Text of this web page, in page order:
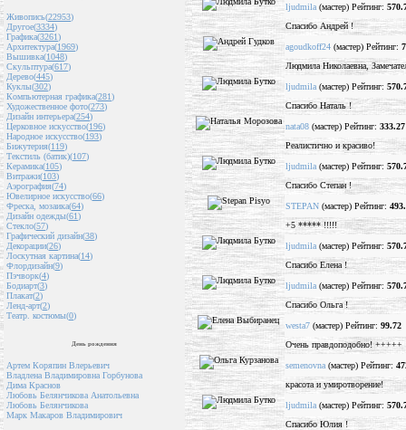
Живопись(22953)
Другое(3334)
Графика(3261)
Архитектура(1969)
Вышивка(1048)
Скульптура(617)
Дерево(445)
Куклы(302)
Компьютерная графика(281)
Художественное фото(273)
Дизайн интерьера(254)
Церковное искусство(196)
Народное искусство(193)
Бижутерия(119)
Текстиль (батик)(107)
Керамика(105)
Витражи(103)
Аэрография(74)
Ювелирное искусство(66)
Фреска, мозаика(64)
Дизайн одежды(61)
Стекло(57)
Графический дизайн(38)
Декорации(26)
Лоскутная картина(14)
Флордизайн(9)
Пэчворк(4)
Бодиарт(3)
Плакат(2)
Ленд-арт(2)
Театр. костюмы(0)
День рождения
Артем Коряпин Влерьевич
Владлена Владимировна Горбунова
Дима Краснов
Любовь Белянчикова Анатольевна
Любовь Белянчикова
Марк Макаров Владимирович
ljudmila (мастер) Рейтинг:
Спасибо Андрей !
agoudkoff24 (мастер) Рейтинг:
Людмила Николаевна,
ljudmila (мастер) Рейтинг:
Спасибо Наталь !
nata08 (мастер) Рейтинг: 333.27
Реалистично и красиво!
ljudmila (мастер) Рейтинг:
Спасибо Степан !
STEPAN (мастер) Рейтинг:
+5 ***** !!!!!
ljudmila (мастер) Рейтинг:
Спасибо Елена !
ljudmila (мастер) Рейтинг:
Спасибо Ольга !
westa7 (мастер) Рейтинг: 99.72
Очень правдоподобно! +++++
semenovna (мастер) Рейтинг:
красота и умиротворение!
ljudmila (мастер) Рейтинг:
Спасибо Юлия !